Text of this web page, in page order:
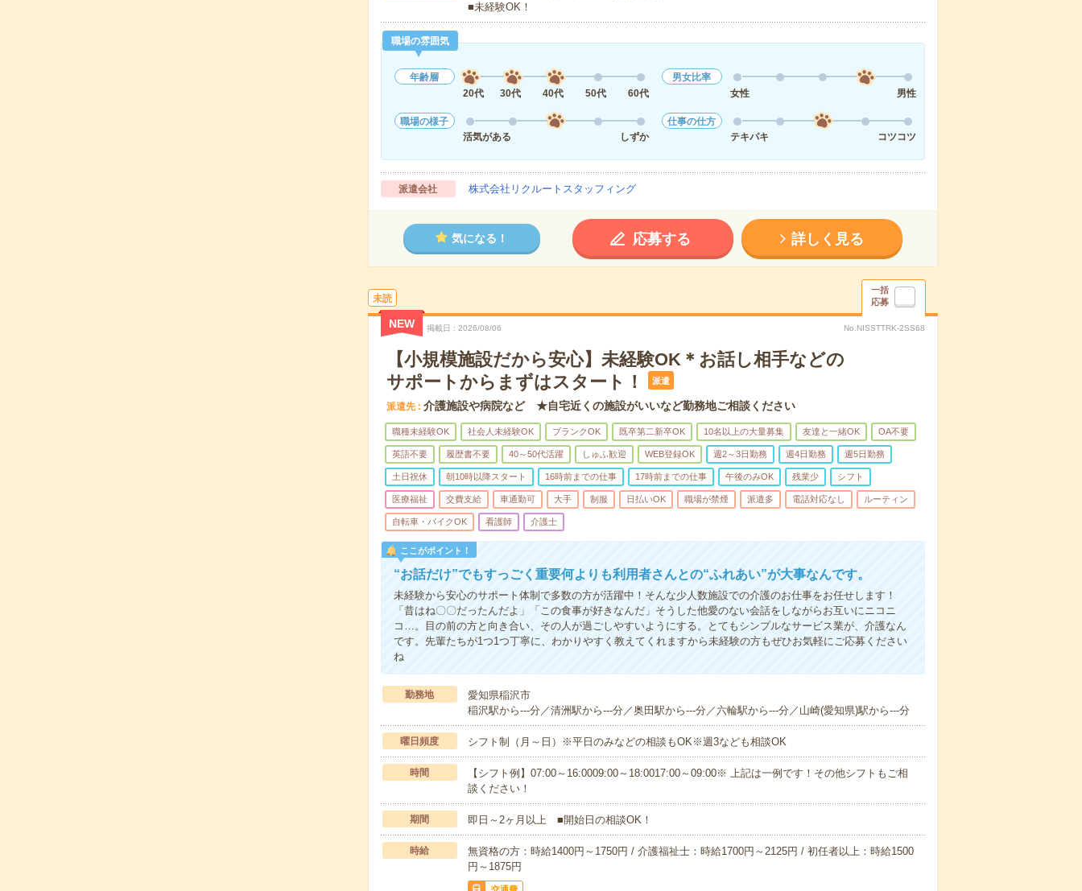
■未経験OK！
職場の雰囲気
年齢層
20代
30代 40代 50代 60代
男女比率
女性
男性
職場の様子
活気がある
しずか
仕事の仕方
テキパキ
コツコツ
派遣会社 株式会社リクルートスタッフィング
気になる！ 応募する 詳しく見る
未読
一括
応募
NEW 掲載日 2026/08/06 No.NISSTTRK-2SS68
【小規模施設だから安心】未経験OK＊お話し相手などの
サポートからまずはスタート！
派遣
派遣先 介護施設や病院など ★自宅近くの施設がいいなど勤務地ご相談ください
職種未経験OK 社会人未経験OK ブランクOK 既卒第二新卒OK 10名以上の大量募集 友達と一緒OK OA不要
英語不要 履歴書不要 40～50代活躍 しゅふ歓迎 WEB登録OK 週2～3日勤務 週4日勤務 週5日勤務
土日祝休 朝10時以降スタート 16時前までの仕事 17時前までの仕事 午後のみOK 残業少 シフト
医療福祉 交費支給 車通勤可 大手 制服 日払いOK 職場が禁煙 派遣多 電話対応なし ルーティン
自転車・バイクOK 看護師 介護士
ここがポイント！
“お話だけ”でもすっごく重要何よりも利用者さんとの“ふれあい”が大事なんです。
未経験から安心のサポート体制で多数の方が活躍中！そんな少人数施設での介護のお仕事をお任せします！
「昔はね〇〇だったんだよ」「この食事が好きなんだ」そうした他愛のない会話をしながらお互いにニコニ
コ…。目の前の方と向き合い、その人が過ごしやすいようにする。とてもシンプルなサービス業が、介護なん
です。先輩たちが1つ1つ丁寧に、わかりやすく教えてくれますから未経験の方もぜひお気軽にご応募ください
ね
勤務地
愛知県稲沢市
稲沢駅から---分／清洲駅から---分／奥田駅から---分／六輪駅から---分／山崎(愛知県)駅から---分
曜日頻度 シフト制（月～日）※平日のみなどの相談もOK※週3なども相談OK
時間
【シフト例】07:00～16:0009:00～18:0017:00～09:00※ 上記は一例です！その他シフトもご相
談ください！
期間 即日～2ヶ月以上 ■開始日の相談OK！
時給
無資格の方：時給1400円～1750円 / 介護福祉士：時給1700円～2125円 / 初任者以上：時給1500
円～1875円